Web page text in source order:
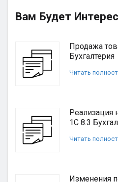
Вам Будет
Продажа
Бухгалтерия
Читать
Реализация
1С 8.3
Читать
Изменения